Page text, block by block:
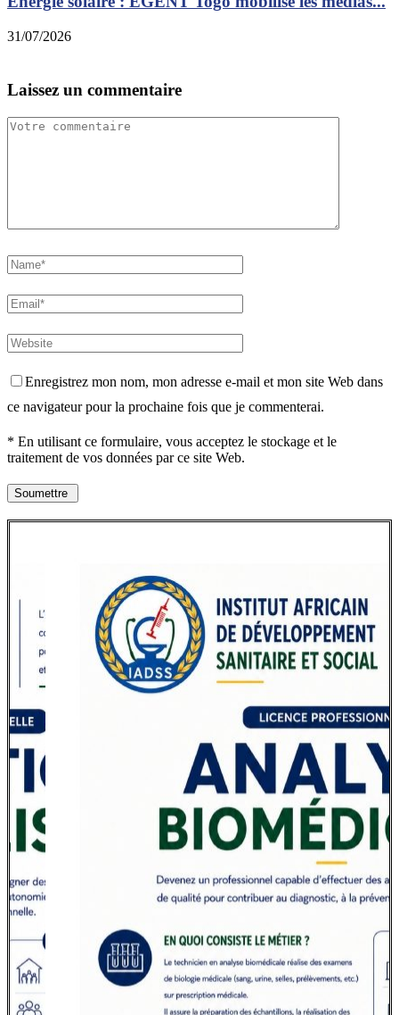
31/07/2026
Laissez un commentaire
Enregistrez mon nom, mon adresse e-mail et mon site Web dans
ce navigateur pour la prochaine fois que je commenterai.
* En utilisant ce formulaire, vous acceptez le stockage et le
traitement de vos données par ce site Web.